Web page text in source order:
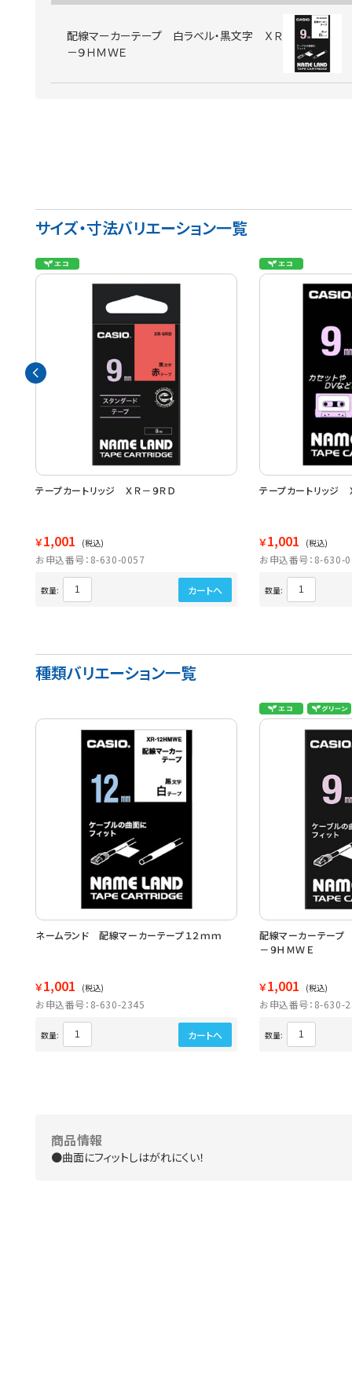
配線マーカーテープ 白ラベル・黒文字 ＸＲ
－９ＨＭＷＥ
サイズ・寸法バリエーション一覧
テープカートリッジ ＸＲ－９ＲＤ
￥1,001 (税込)
お申込番号：8-630-0057
数量: カートへ
テープカートリッジ
￥1,001 (税込)
お申込番号：8-630-
数量:
種類バリエーション一覧
ネームランド 配線マーカーテープ１２ｍｍ
￥1,001 (税込)
お申込番号：8-630-2345
数量: カートへ
配線マーカーテー
－９ＨＭＷＥ
￥1,001 (税込)
お申込番号：8-630-
数量:
商品情報
●曲面にフィットしはがれにくい！